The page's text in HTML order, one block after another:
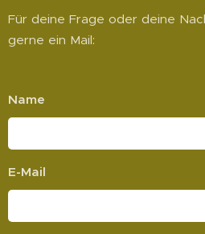
Für deine Frage oder deine
gerne ein Mail:
Name
E-Mail